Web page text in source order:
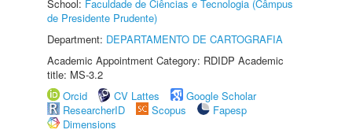
School: Faculdade de Ciências e Tecnologia (Câmpus
de Presidente Prudente)
Department: DEPARTAMENTO DE CARTOGRAFIA
Academic Appointment Category: RDIDP Academic
title: MS-3.2
Orcid
CV Lattes
Google Scholar
ResearcherID
Scopus
Fapesp
Dimensions